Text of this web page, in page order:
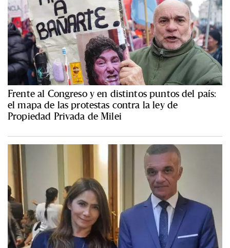
Frente al Congreso y en distintos puntos del país:
el mapa de las protestas contra la ley de
Propiedad Privada de Milei